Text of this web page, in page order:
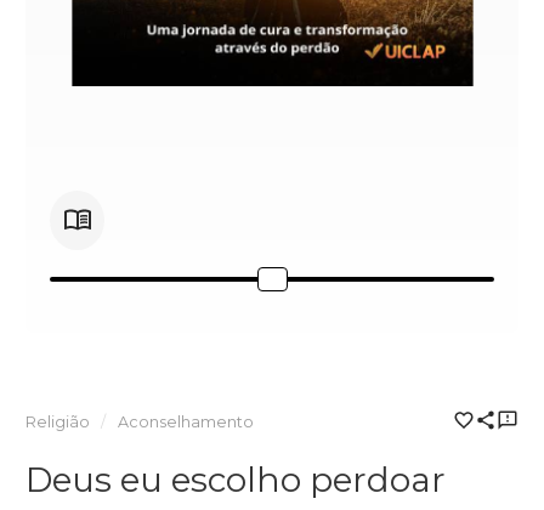
Religião Aconselhamento
Deus eu escolho perdoar